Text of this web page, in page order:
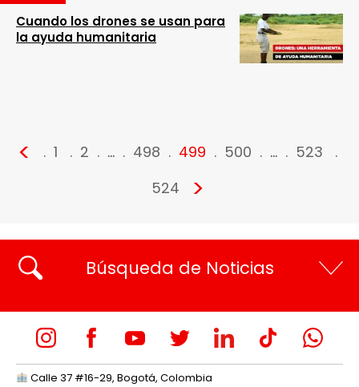
Cuando los drones se usan para
la ayuda humanitaria
< 1 2 … 498 499 500 …
523
524
>
Búsqueda de Noticias
Calle 37 #16-29, Bogotá, Colombia